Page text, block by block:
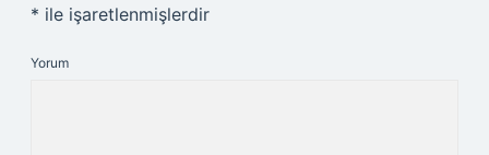
* ile işaretlenmişlerdir
Yorum